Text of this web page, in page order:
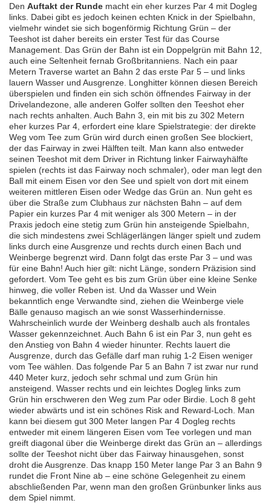
Den Auftakt der Runde macht ein eher kurzes Par 4 mit Dogleg
links. Dabei gibt es jedoch keinen echten Knick in der Spielbahn,
vielmehr windet sie sich bogenförmig Richtung Grün – der
Teeshot ist daher bereits ein erster Test für das Course
Management. Das Grün der Bahn ist ein Doppelgrün mit Bahn 12,
auch eine Seltenheit fernab Großbritanniens. Nach ein paar
Metern Traverse wartet an Bahn 2 das erste Par 5 – und links
lauern Wasser und Ausgrenze. Longhitter können diesen Bereich
überspielen und finden ein sich schön öffnendes Fairway in der
Drivelandezone, alle anderen Golfer sollten den Teeshot eher
nach rechts anhalten. Auch Bahn 3, ein mit bis zu 302 Metern
eher kurzes Par 4, erfordert eine klare Spielstrategie: der direkte
Weg vom Tee zum Grün wird durch einen großen See blockiert,
der das Fairway in zwei Hälften teilt. Man kann also entweder
seinen Teeshot mit dem Driver in Richtung linker Fairwayhälfte
spielen (rechts ist das Fairway noch schmaler), oder man legt den
Ball mit einem Eisen vor den See und spielt von dort mit einem
weiteren mittleren Eisen oder Wedge das Grün an. Nun geht es
über die Straße zum Clubhaus zur nächsten Bahn – auf dem
Papier ein kurzes Par 4 mit weniger als 300 Metern – in der
Praxis jedoch eine stetig zum Grün hin ansteigende Spielbahn,
die sich mindestens zwei Schlägerlängen länger spielt und zudem
links durch eine Ausgrenze und rechts durch einen Bach und
Weinberge begrenzt wird. Dann folgt das erste Par 3 – und was
für eine Bahn! Auch hier gilt: nicht Länge, sondern Präzision sind
gefordert. Vom Tee geht es bis zum Grün über eine kleine Senke
hinweg, die voller Reben ist. Und da Wasser und Wein
bekanntlich enge Verwandte sind, ziehen die Weinberge viele
Bälle genauso magisch an wie sonst Wasserhindernisse.
Wahrscheinlich wurde der Weinberg deshalb auch als frontales
Wasser gekennzeichnet. Auch Bahn 6 ist ein Par 3, nun geht es
den Anstieg von Bahn 4 wieder hinunter. Rechts lauert die
Ausgrenze, durch das Gefälle darf man ruhig 1-2 Eisen weniger
vom Tee wählen. Das folgende Par 5 an Bahn 7 ist zwar nur rund
440 Meter kurz, jedoch sehr schmal und zum Grün hin
ansteigend. Wasser rechts und ein leichtes Dogleg links zum
Grün hin erschweren den Weg zum Par oder Birdie. Loch 8 geht
wieder abwärts und ist ein schönes Risk and Reward-Loch. Man
kann bei diesem gut 300 Meter langen Par 4 Dogleg rechts
entweder mit einem längeren Eisen vom Tee vorlegen und man
greift diagonal über die Weinberge direkt das Grün an – allerdings
sollte der Teeshot nicht über das Fairway hinausgehen, sonst
droht die Ausgrenze. Das knapp 150 Meter lange Par 3 an Bahn 9
rundet die Front Nine ab – eine schöne Gelegenheit zu einem
abschließenden Par, wenn man den großen Grünbunker links aus
dem Spiel nimmt.